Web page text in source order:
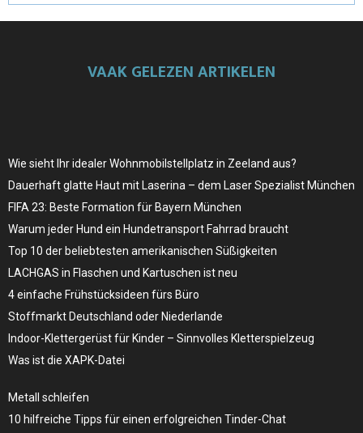
VAAK GELEZEN ARTIKELEN
Wie sieht Ihr idealer Wohnmobilstellplatz in Zeeland aus?
Dauerhaft glatte Haut mit Laserina – dem Laser Spezialist München
FIFA 23: Beste Formation für Bayern München
Warum jeder Hund ein Hundetransport Fahrrad braucht
Top 10 der beliebtesten amerikanischen Süßigkeiten
LACHGAS in Flaschen und Kartuschen ist neu
4 einfache Frühstücksideen fürs Büro
Stoffmarkt Deutschland oder Niederlande
Indoor-Klettergerüst für Kinder – Sinnvolles Kletterspielzeug
Was ist die XAPK-Datei
Metall schleifen
10 hilfreiche Tipps für einen erfolgreichen Tinder-Chat